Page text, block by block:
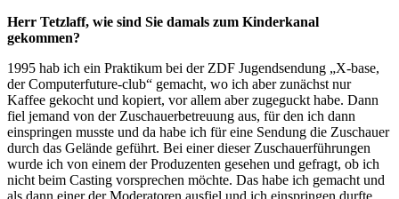
Herr Tetzlaff, wie sind Sie damals zum Kinderkanal
gekommen?
1995 hab ich ein Praktikum bei der ZDF Jugendsendung „X-base,
der Computerfuture-club“ gemacht, wo ich aber zunächst nur
Kaffee gekocht und kopiert, vor allem aber zugeguckt habe. Dann
fiel jemand von der Zuschauerbetreuung aus, für den ich dann
einspringen musste und da habe ich für eine Sendung die Zuschauer
durch das Gelände geführt. Bei einer dieser Zuschauerführungen
wurde ich von einem der Produzenten gesehen und gefragt, ob ich
nicht beim Casting vorsprechen möchte. Das habe ich gemacht und
als dann einer der Moderatoren ausfiel und ich einspringen durfte